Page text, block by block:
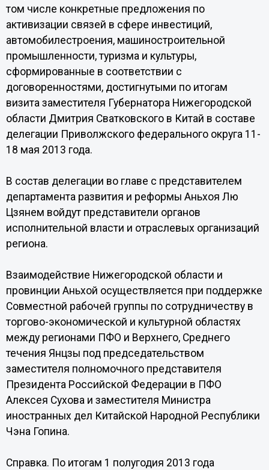
том числе конкретные предложения по
активизации связей в сфере инвестиций,
автомобилестроения, машиностроительной
промышленности, туризма и культуры,
сформированные в соответствии с
договоренностями, достигнутыми по итогам
визита заместителя Губернатора Нижегородской
области Дмитрия Сватковского в Китай в составе
делегации Приволжского федерального округа 11-
18 мая 2013 года.
В состав делегации во главе с представителем
департамента развития и реформы Аньхоя Лю
Цзянем войдут представители органов
исполнительной власти и отраслевых организаций
региона.
Взаимодействие Нижегородской области и
провинции Аньхой осуществляется при поддержке
Совместной рабочей группы по сотрудничеству в
торгово-экономической и культурной областях
между регионами ПФО и Верхнего, Среднего
течения Янцзы под председательством
заместителя полномочного представителя
Президента Российской Федерации в ПФО
Алексея Сухова и заместителя Министра
иностранных дел Китайской Народной Республики
Чэна Гопина.
Справка. По итогам 1 полугодия 2013 года